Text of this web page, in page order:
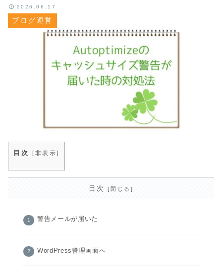
ブログ運営
2026.06.17
目次 [非表示]
目次
警告メールが届いた
WordPress管理画面へ